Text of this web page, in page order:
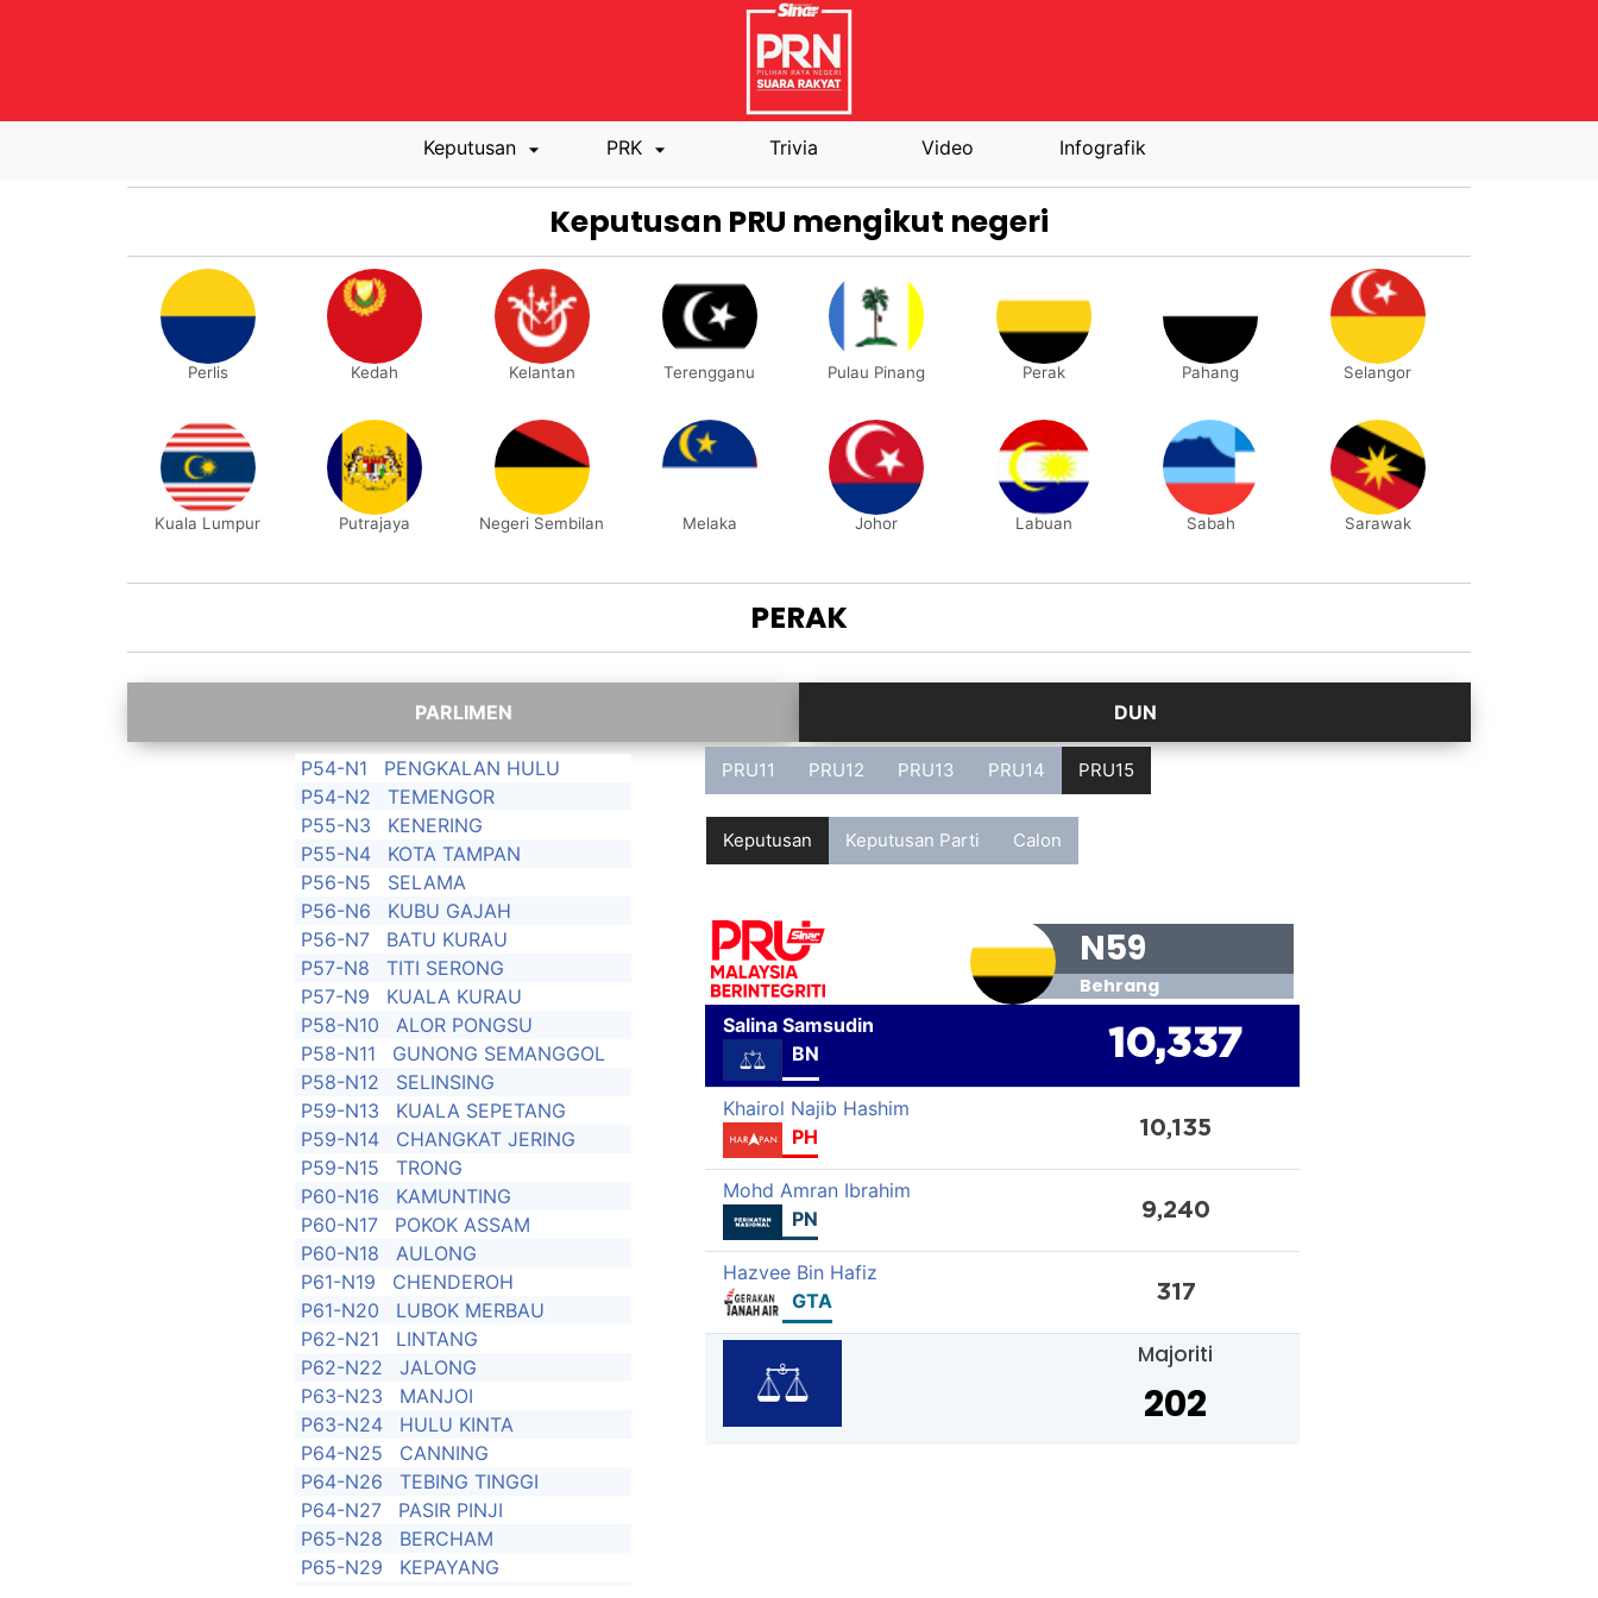
Keputusan PRK Trivia Video Infografik
Keputusan PRU mengikut negeri
Perlis Kedah Kelantan Terengganu Pulau Pinang Perak Pahang Selangor
Kuala Lumpur Putrajaya Negeri Sembilan Melaka Johor Labuan Sabah Sarawak
PERAK
P54-N1
PENGKALAN HULU
P54-N2
TEMENGOR
P55-N3
KENERING
P55-N4
KOTA TAMPAN
P56-N5
SELAMA
P56-N6
KUBU GAJAH
P56-N7
BATU KURAU
P57-N8
TITI SERONG
P57-N9
KUALA KURAU
P58-N10
ALOR PONGSU
P58-N11
GUNONG SEMANGGOL
P58-N12
SELINSING
P59-N13
KUALA SEPETANG
P59-N14
CHANGKAT JERING
P59-N15
TRONG
P60-N16
KAMUNTING
P60-N17
POKOK ASSAM
P60-N18
AULONG
P61-N19
CHENDEROH
P61-N20
LUBOK MERBAU
P62-N21
LINTANG
P62-N22
JALONG
P63-N23
MANJOI
P63-N24
HULU KINTA
P64-N25
CANNING
P64-N26
TEBING TINGGI
P64-N27
PASIR PINJI
P65-N28
BERCHAM
P65-N29
KEPAYANG
PRU11 PRU12 PRU13 PRU14 PRU15
Keputusan Keputusan Parti Calon
N59
Behrang
Salina Samsudin
BN
10,337
Khairol Najib Hashim
PH
10,135
Mohd Amran Ibrahim
PN
9,240
Hazvee Bin Hafiz
GTA
317
Majoriti
202